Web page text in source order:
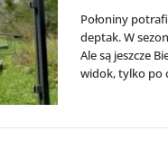
Połoniny
deptak. W
Ale są jeszcze
widok, tylko po